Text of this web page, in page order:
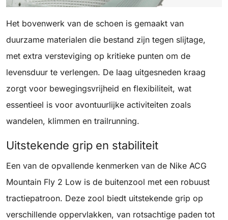
Het bovenwerk van de schoen is gemaakt van
duurzame materialen die bestand zijn tegen slijtage,
met extra versteviging op kritieke punten om de
levensduur te verlengen. De laag uitgesneden kraag
zorgt voor bewegingsvrijheid en flexibiliteit, wat
essentieel is voor avontuurlijke activiteiten zoals
wandelen, klimmen en trailrunning.
Uitstekende grip en stabiliteit
Een van de opvallende kenmerken van de Nike ACG
Mountain Fly 2 Low is de buitenzool met een robuust
tractiepatroon. Deze zool biedt uitstekende grip op
verschillende oppervlakken, van rotsachtige paden tot